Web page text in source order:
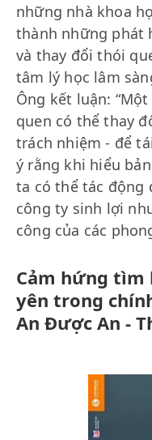
những nhà khoa
thành những phát
và thay đổi thói
tâm lý học lâm
Ông kết luận:
quen có thể thay
trách nhiệm - để
ý rằng khi hiểu
ta có thể tác động
công ty sinh lợi
công của các
Cảm hứng tìm
yên trong
An Được An -